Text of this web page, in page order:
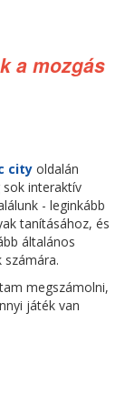
a mozgás
cityoldalán
interaktív
- leginkább
tanításához, és
általános
számára.
megszámolni,
játék van